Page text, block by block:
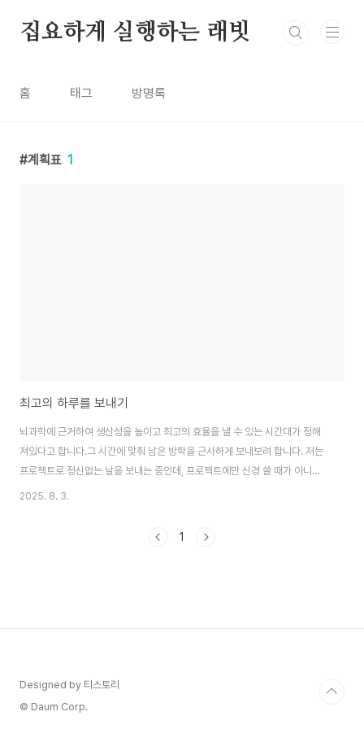
집요하게 실행하는 래빗
홈 태그 방명록
계획표 1
최고의 하루를 보내기
뇌과학에 근거하여 생산성을 높이고 최고의 효율을 낼 수 있는 시간대가 정해
져있다고 합니다.그 시간에 맞춰 남은 방학을 근사하게 보내보려 합니다. 저는
프로젝트로 정신없는 날을 보내는 중인데, 프로젝트에만 신경 쓸 때가 아니긴
합니다 ...각종 어학점수나 컴활은 필요없는지 다시 살펴봐야 합니다. 시작시간
차단집중시간12:0013:00세로토닌점심식사13:0014:00옥시토신휴식
2025. 8. 3.
1
Designed by 티스토리
© Daum Corp.